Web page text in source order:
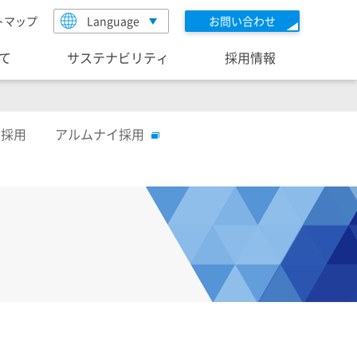
マップ Language お問い合わせ
サステナビリティ 採用情報
用
アルムナイ採用